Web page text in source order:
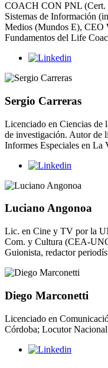
COACH CON PNL (Cert.
Sistemas de Información
Medios (Mundos E), CEO
Fundamentos del Life
Sergio Carreras
Licenciado en Ciencias de
de investigación. Autor de
Informes Especiales en La
Luciano Angonoa
Lic. en Cine y TV por la
Com. y Cultura (CEA-
Guionista, redactor
Diego Marconetti
Licenciado en
Córdoba; Locutor